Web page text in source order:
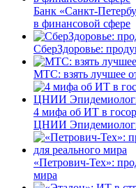
Банк «Санкт-
в финансовой сфере
СберЗдоровье:
МТС: взять лучшее
4 мифа об ИТ в
ЦНИИ
«Петрович-Тех»:
мира